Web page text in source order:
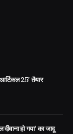
25’ तैयार
हो गया’ का जादू